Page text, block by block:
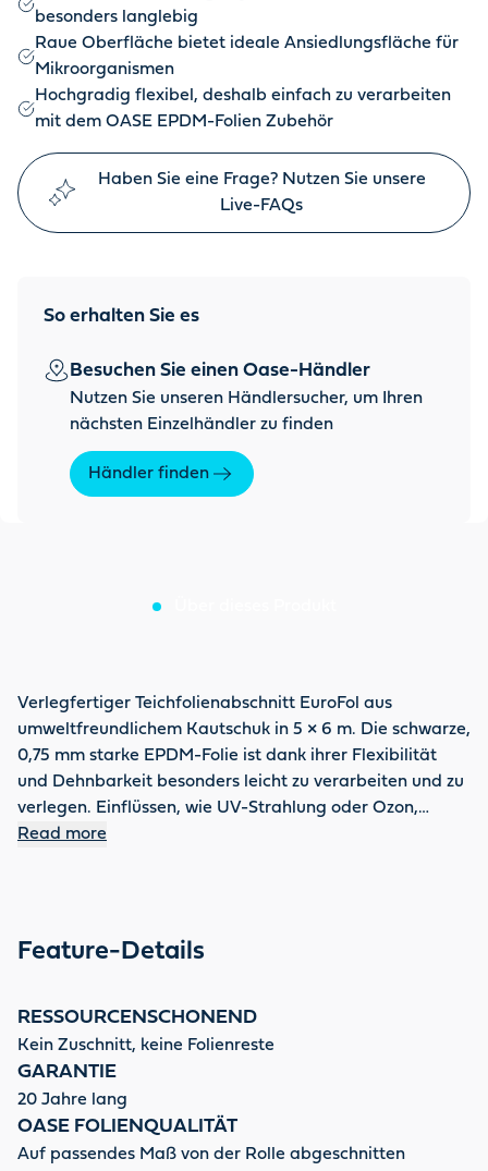
besonders langlebig
Raue Oberfläche bietet ideale Ansiedlungsfläche für
Mikroorganismen
Hochgradig flexibel, deshalb einfach zu verarbeiten
mit dem OASE EPDM-Folien Zubehör
Haben Sie eine Frage? Nutzen Sie unsere
Live-FAQs
So erhalten Sie es
Besuchen Sie einen Oase-Händler
Nutzen Sie unseren Händlersucher, um Ihren
nächsten Einzelhändler zu finden
Händler finden
Verlegfertiger Teichfolienabschnitt EuroFol aus
umweltfreundlichem Kautschuk in 5 × 6 m. Die schwarze,
0,75 mm starke EPDM-Folie ist dank ihrer Flexibilität
und Dehnbarkeit besonders leicht zu verarbeiten und zu
verlegen. Einflüssen, wie UV-Strahlung oder Ozon,
trotzen ihre Eigenschaften, die sie außergewöhnlich
oder Geröll. Vertrauen Sie auf OASE Qualität, denn Sie
Read more
Feature-Details
RESSOURCENSCHONEND
Kein Zuschnitt, keine Folienreste
GARANTIE
20 Jahre lang
OASE FOLIENQUALITÄT
Auf passendes Maß von der Rolle abgeschnitten